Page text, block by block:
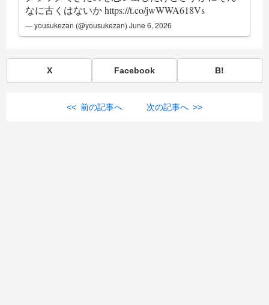
なに古くはないかhttps://t.co/jwWWA618Vs
— yousukezan (@yousukezan)June 6, 2026
X Facebook B!
<< 前の記事へ 次の記事へ >>